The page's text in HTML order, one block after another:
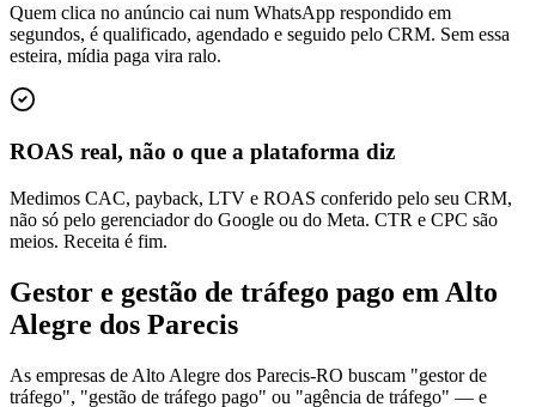
Quem clica no anúncio cai num WhatsApp respondido em
segundos, é qualificado, agendado e seguido pelo CRM. Sem essa
esteira, mídia paga vira ralo.
ROAS real, não o que a plataforma diz
Medimos CAC, payback, LTV e ROAS conferido pelo seu CRM,
não só pelo gerenciador do Google ou do Meta. CTR e CPC são
meios. Receita é fim.
Gestor e gestão de tráfego pago em Alto
Alegre dos Parecis
As empresas de Alto Alegre dos Parecis-RO buscam "gestor de
tráfego", "gestão de tráfego pago" ou "agência de tráfego" — e